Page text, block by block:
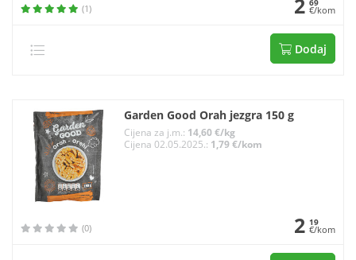
(1) 2 69
€/kom
Dodaj
Garden Good Orah jezgra 150 g
Cijena za j.m.: 14,60 €/kg
Cijena 02.05.2025.: 1,79 €/kom
(0) 2 19
€/kom